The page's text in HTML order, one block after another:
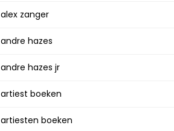
alex zanger
andre hazes
andre hazes jr
artiest boeken
artiesten boeken